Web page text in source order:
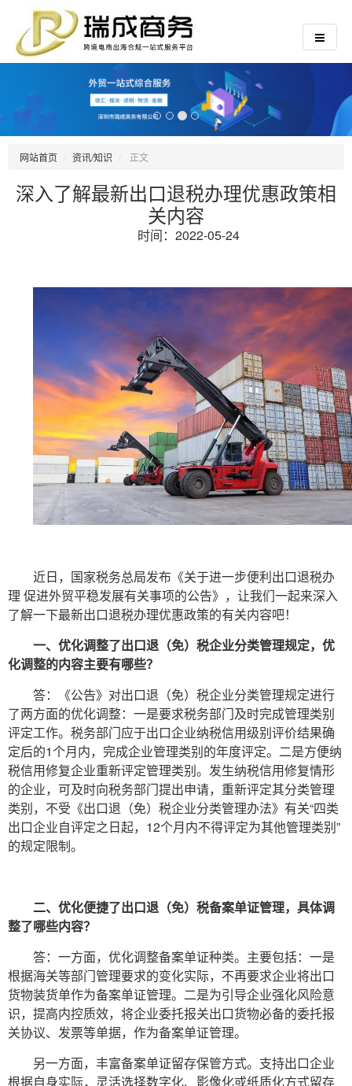
网站首页 资讯/知识 正文
深入了解最新出口退税办理优惠政策相
关内容
时间：2022-05-24
近日，国家税务总局发布《关于进一步便利出口退税办
理 促进外贸平稳发展有关事项的公告》，让我们一起来深入
了解一下最新出口退税办理优惠政策的有关内容吧！
一、优化调整了出口退（免）税企业分类管理规定，优
化调整的内容主要有哪些？
答：《公告》对出口退（免）税企业分类管理规定进行
了两方面的优化调整：一是要求税务部门及时完成管理类别
评定工作。税务部门应于出口企业纳税信用级别评价结果确
定后的1个月内，完成企业管理类别的年度评定。二是方便纳
税信用修复企业重新评定管理类别。发生纳税信用修复情形
的企业，可及时向税务部门提出申请，重新评定其分类管理
类别，不受《出口退（免）税企业分类管理办法》有关“四类
出口企业自评定之日起，12个月内不得评定为其他管理类别”
的规定限制。
二、优化便捷了出口退（免）税备案单证管理，具体调
整了哪些内容？
答：一方面，优化调整备案单证种类。主要包括：一是
根据海关等部门管理要求的变化实际，不再要求企业将出口
货物装货单作为备案单证管理。二是为引导企业强化风险意
识，提高内控质效，将企业委托报关出口货物必备的委托报
关协议、发票等单据，作为备案单证管理。
另一方面，丰富备案单证留存保管方式。支持出口企业
根据自身实际，灵活选择数字化、影像化或纸质化方式留存